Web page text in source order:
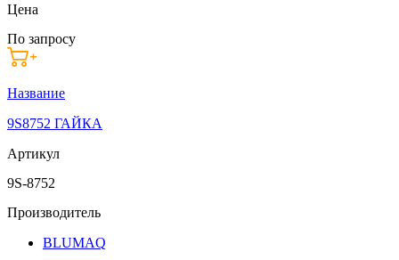
Цена
По запросу
Название
9S8752 ГАЙКА
Артикул
9S-8752
Производитель
BLUMAQ